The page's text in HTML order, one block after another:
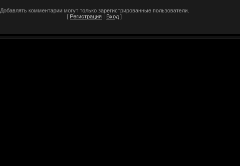
Добавлять комментарии могут только зарегистрированные пользователи.
[ Регистрация | Вход ]